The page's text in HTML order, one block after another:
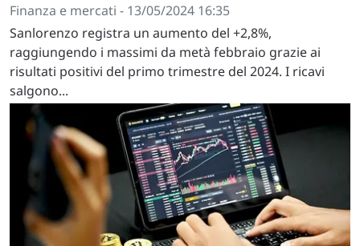
Finanza e mercati - 13/05/2024 16:35
Sanlorenzo registra un aumento del +2,8%,
raggiungendo i massimi da metà febbraio grazie ai
risultati positivi del primo trimestre del 2024. I ricavi
salgono...